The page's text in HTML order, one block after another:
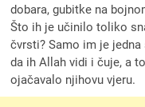
dobara, gubitke na
Što ih je učinilo toliko
čvrsti? Samo im je
da ih Allah vidi i čuje, a
ojačavalo njihovu vjeru.